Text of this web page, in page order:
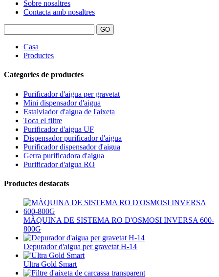
Sobre nosaltres
Contacta amb nosaltres
Casa
Productes
Categories de productes
Purificador d'aigua per gravetat
Mini dispensador d'aigua
Estalviador d'aigua de l'aixeta
Toca el filtre
Purificador d'aigua UF
Dispensador purificador d'aigua
Purificador dispensador d'aigua
Gerra purificadora d'aigua
Purificador d'aigua RO
Productes destacats
MÀQUINA DE SISTEMA RO D'OSMOSI INVERSA 600-
800G
Depurador d'aigua per gravetat H-14
Ultra Gold Smart